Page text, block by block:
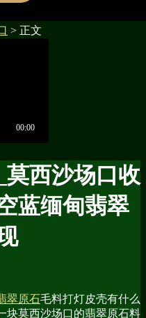
> 正文
西沙场口收
蓝缅甸翡翠
翠原石毛料打灯皮壳有什么
块莫西沙场口的翡翠原石料